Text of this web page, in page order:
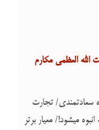
الله العظمی مکارم
سعادتمندی/ تجارت
می‏شود!/ معیار برتر